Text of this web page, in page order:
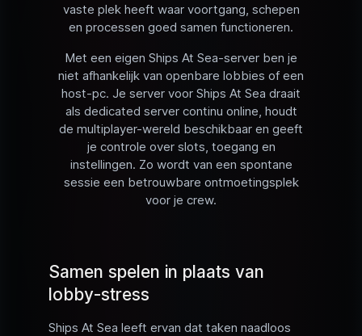
vaste plek heeft waar voortgang, schepen
en processen goed samen functioneren.
Met een eigen Ships At Sea-server ben je
niet afhankelijk van openbare lobbies of een
host-pc. Je server voor Ships At Sea draait
als dedicated server continu online, houdt
de multiplayer-wereld beschikbaar en geeft
je controle over slots, toegang en
instellingen. Zo wordt van een spontane
sessie een betrouwbare ontmoetingsplek
voor je crew.
Samen spelen in plaats van
lobby-stress
Ships At Sea leeft ervan dat taken naadloos